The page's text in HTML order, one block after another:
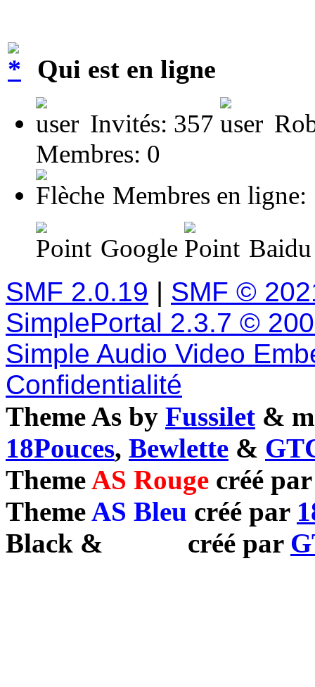
Qui est en ligne
Invités: 357
Membres: 0
Membres en ligne:
Google
SMF 2.0.19 | SMF ©
SimplePortal 2.3.7 ©
Simple Audio Video
Confidentialité
Theme As by Fussilet &
18Pouces, Bewlette &
ThemeAS Rouge créé
ThemeAS Bleu créé par
Black & créé par